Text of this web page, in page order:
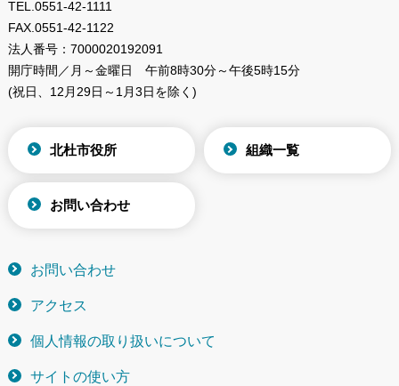
TEL. 0551-42-1111
FAX. 0551-42-1122
法人番号： 7000020192091
開庁時間／月～金曜日
午前8時30分～午後5時15分
(祝日、12月29日～1月3日を除く)
北杜市役所 組織一覧
お問い合わせ
お問い合わせ
アクセス
個人情報の取り扱いについて
サイトの使い方